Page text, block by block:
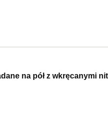
na pół z wkręcanymi